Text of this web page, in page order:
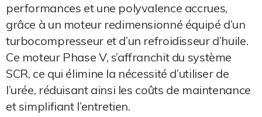
performances et une polyvalence accrues,
grâce à un moteur redimensionné équipé d’un
turbocompresseur et d’un refroidisseur d’huile.
Ce moteur Phase V, s’affranchit du système
SCR, ce qui élimine la nécessité d’utiliser de
l’urée, réduisant ainsi les coûts de maintenance
et simplifiant l’entretien.